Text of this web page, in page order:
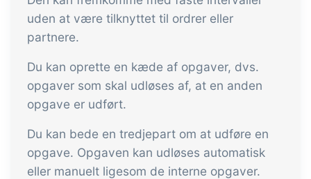
tracezilla gør det nemt at drive en
bæredygtig og certificeret
B2B Commerce
B2B Commerce kan fungere som
sælgerportal, leverandørportal eller
B2B webshop for dine kunder
uden at være tilknyttet til ordrer eller
partnere.
Du kan oprette en kæde af opgaver, dvs.
opgaver som skal udløses af, at en anden
opgave er udført.
Du kan bede en tredjepart om at udføre en
opgave. Opgaven kan udløses automatisk
eller manuelt ligesom de interne opgaver.